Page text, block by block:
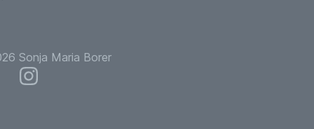
Sonja Maria Borer